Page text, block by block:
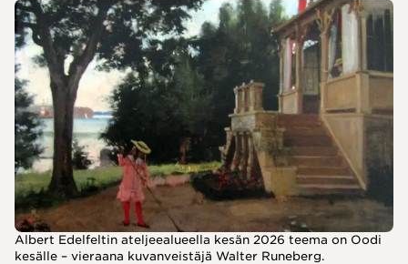
Albert Edelfeltin ateljeealueella kesän 2026 teema on Oodi
kesälle – vieraana kuvanveistäjä Walter Runeberg.